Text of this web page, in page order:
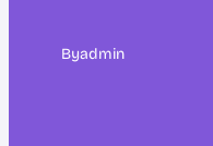
Byadmin